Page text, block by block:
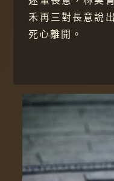
禾再三對長意說
死心離開。